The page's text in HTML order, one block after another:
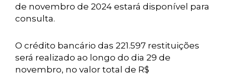
de novembro de 2024 estará disponível para
consulta.
O crédito bancário das 221.597 restituições
será realizado ao longo do dia 29 de
novembro, no valor total de R$